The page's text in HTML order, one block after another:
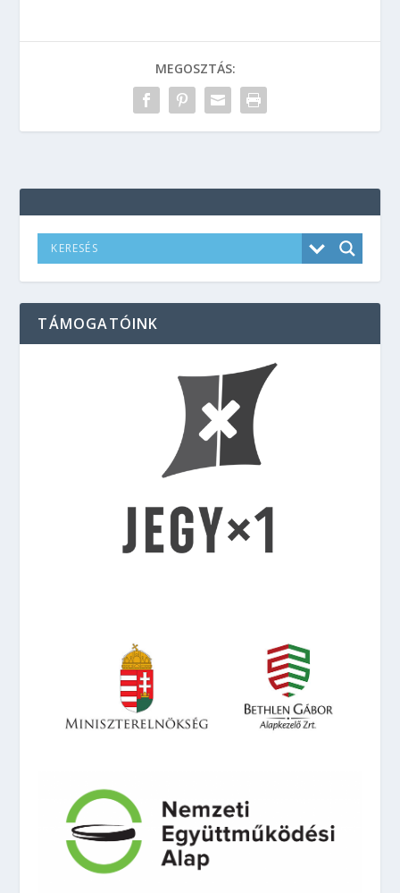
MEGOSZTÁS:
TÁMOGATÓINK